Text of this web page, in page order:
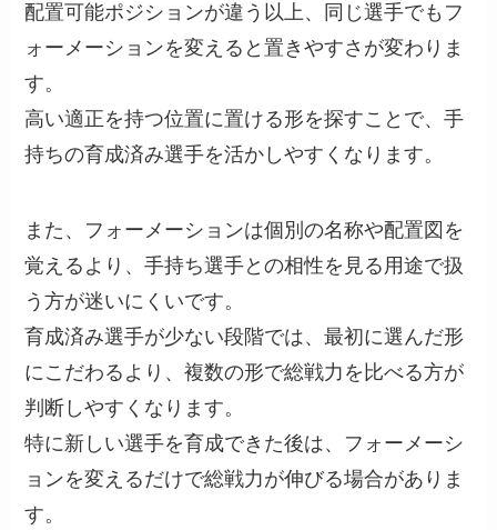
配置可能ポジションが違う以上、同じ選手でもフ
ォーメーションを変えると置きやすさが変わりま
す。
高い適正を持つ位置に置ける形を探すことで、手
持ちの育成済み選手を活かしやすくなります。
また、フォーメーションは個別の名称や配置図を
覚えるより、手持ち選手との相性を見る用途で扱
う方が迷いにくいです。
育成済み選手が少ない段階では、最初に選んだ形
にこだわるより、複数の形で総戦力を比べる方が
判断しやすくなります。
特に新しい選手を育成できた後は、フォーメーシ
ョンを変えるだけで総戦力が伸びる場合がありま
す。